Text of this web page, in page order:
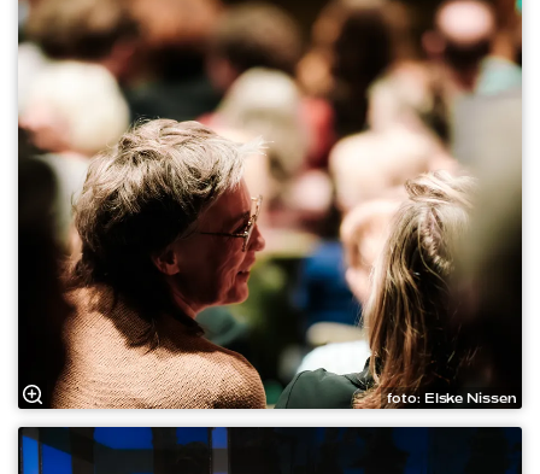
foto: Elske Nissen